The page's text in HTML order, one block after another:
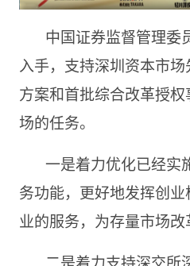
中国证券监督管理委
入手，支持深圳资本市
方案和首批综合改革授
场的任务。
一是着力优化已经实
务功能，更好地发挥创
业的服务，为存量市场改
二是着力支持深交所